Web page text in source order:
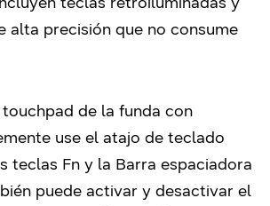
alta precisión que no consume
de la funda con
use el atajo de teclado
teclas Fn y la Barra espaciadora
puede activar y desactivar el